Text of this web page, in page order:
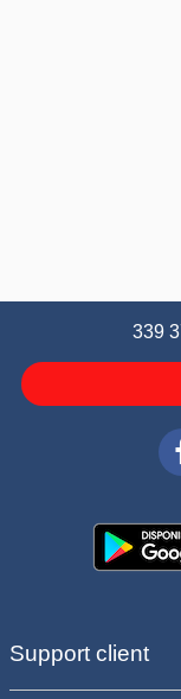
339
Support client